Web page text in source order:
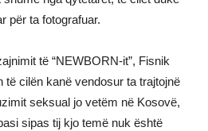
për ta fotografuar.
të “NEWBORN-it”, Fisnik
të cilën kanë vendosur ta trajtojnë
seksual jo vetëm në Kosovë,
sipas tij kjo temë nuk është